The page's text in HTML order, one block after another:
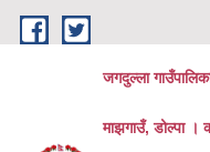
Skip to main content
जगदुल्ला
माझगाउँ, डोल्पा ।